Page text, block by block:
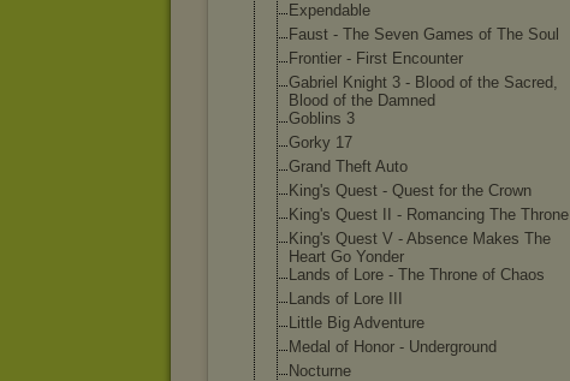
Expendable
Faust - The Seven Games of The Soul
Frontier - First Encounter
Gabriel Knight 3 - Blood of the Sacred,
Blood of the Damned
Goblins 3
Gorky 17
Grand Theft Auto
King's Quest - Quest for the Crown
King's Quest II - Romancing The Throne
King's Quest V - Absence Makes The
Heart Go Yonder
Lands of Lore - The Throne of Chaos
Lands of Lore III
Little Big Adventure
Medal of Honor - Underground
Nocturne